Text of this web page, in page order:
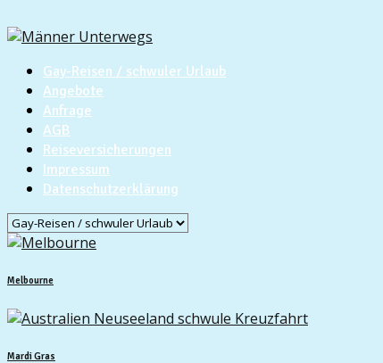
Gay-Reisen / schwuler Urlaub
Angebote
Anfrage
AGB
Reiseversicherungen
Impressum
Datenschutzerklärung
Melbourne
Mardi Gras